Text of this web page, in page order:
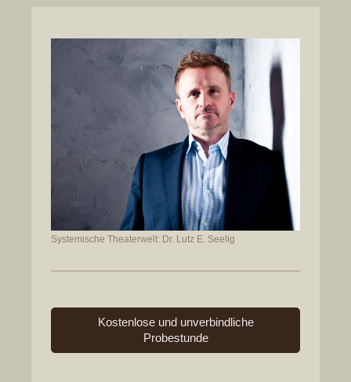
Systemische Theaterwelt: Dr. Lutz E. Seelig
Kostenlose und unverbindliche
Probestunde